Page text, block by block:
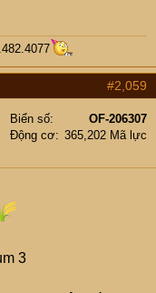
#2,059
Biển số
OF-206307
Động cơ
365,202 Mã lực
3